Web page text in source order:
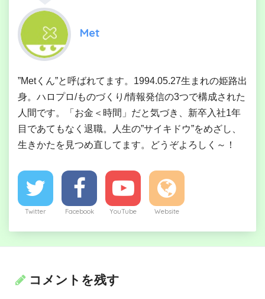
Met
”Metくん”と呼ばれてます。1994.05.27生まれの姫路出
身。ハロプロ/ものづくり/情報発信の3つで構成された
人間です。「お金＜時間」だと気づき、新卒入社1年
目であてもなく退職。人生の”サイキドウ”をめざし、
生きかたを見つめ直してます。どうぞよろしく～！
Twitter Facebook YouTube Website
コメントを残す